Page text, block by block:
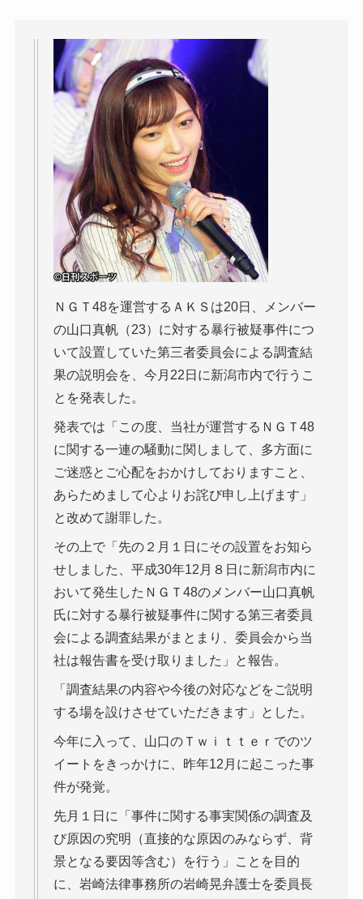
ＮＧＴ48を運営するＡＫＳは20日、メンバー
の山口真帆（23）に対する暴行被疑事件につ
いて設置していた第三者委員会による調査結
果の説明会を、今月22日に新潟市内で行うこ
とを発表した。
発表では「この度、当社が運営するＮＧＴ48
に関する一連の騒動に関しまして、多方面に
ご迷惑とご心配をおかけしておりますこと、
あらためまして心よりお詫び申し上げます」
と改めて謝罪した。
その上で「先の２月１日にその設置をお知ら
せしました、平成30年12月８日に新潟市内に
おいて発生したＮＧＴ48のメンバー山口真帆
氏に対する暴行被疑事件に関する第三者委員
会による調査結果がまとまり、委員会から当
社は報告書を受け取りました」と報告。
「調査結果の内容や今後の対応などをご説明
する場を設けさせていただきます」とした。
今年に入って、山口のＴｗｉｔｔｅｒでのツ
イートをきっかけに、昨年12月に起こった事
件が発覚。
先月１日に「事件に関する事実関係の調査及
び原因の究明（直接的な原因のみならず、背
景となる要因等含む）を行う」ことを目的
に、岩崎法律事務所の岩崎晃弁護士を委員長